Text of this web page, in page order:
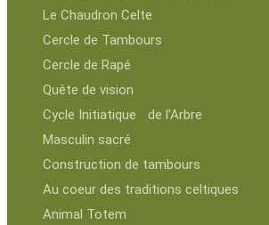
Le Chaudron Celte
Cercle de Tambours
Cercle de Rapé
Quête de vision
Cycle Initiatique de l’Arbre
Masculin sacré
Construction de tambours
Au coeur des traditions celtiques
Animal Totem